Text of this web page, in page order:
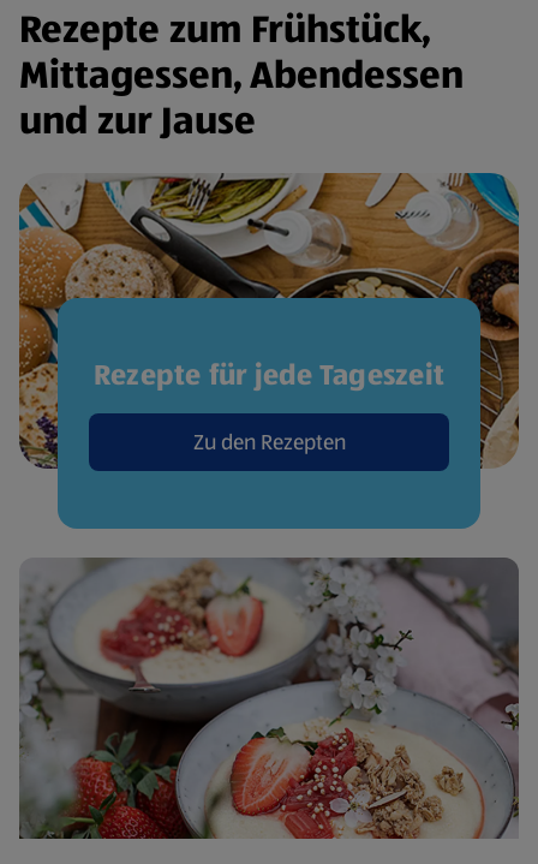
Rezepte zum Frühstück,
Mittagessen, Abendessen
und zur Jause
Rezepte für jede Tageszeit
Zu den Rezepten